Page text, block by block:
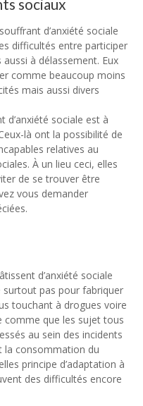
sociaux
d’anxiété sociale
difficultés entre participer
à délassement. Eux
comme beaucoup moins
mais aussi divers
sociale est à
là ont la possibilité de
relatives au
À un lieu ceci, elles
de se trouver être
vous demander
d’anxiété sociale
surtout pas pour fabriquer
touchant à drogues voire
comme que les sujet tous
au sein des incidents
la consommation du
principe d’adaptation à
des difficultés encore